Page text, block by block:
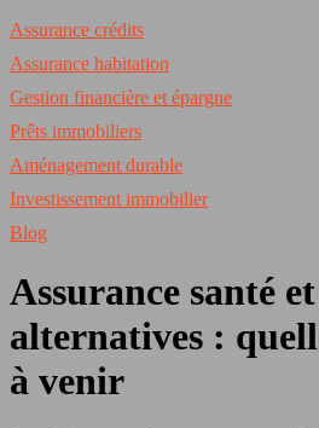
Assurance crédits
Assurance habitation
Gestion financière et épargne
Prêts immobiliers
Aménagement durable
Investissement immobilier
Blog
Assurance santé
alternatives :
à venir